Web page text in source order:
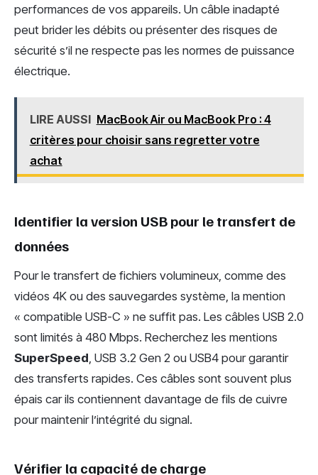
performances de vos appareils. Un câble inadapté
peut brider les débits ou présenter des risques de
sécurité s’il ne respecte pas les normes de puissance
électrique.
LIRE AUSSI MacBook Air ou MacBook Pro : 4
critères pour choisir sans regretter votre
achat
Identifier la version USB pour le transfert de
données
Pour le transfert de fichiers volumineux, comme des
vidéos 4K ou des sauvegardes système, la mention
« compatible USB-C » ne suffit pas. Les câbles USB 2.0
sont limités à 480 Mbps. Recherchez les mentions
SuperSpeed , USB 3.2 Gen 2 ou USB4 pour garantir
des transferts rapides. Ces câbles sont souvent plus
épais car ils contiennent davantage de fils de cuivre
pour maintenir l’intégrité du signal.
Vérifier la capacité de charge